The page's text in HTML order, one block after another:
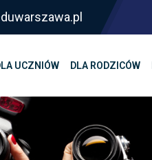
UCZNIÓW DLA RODZICÓW